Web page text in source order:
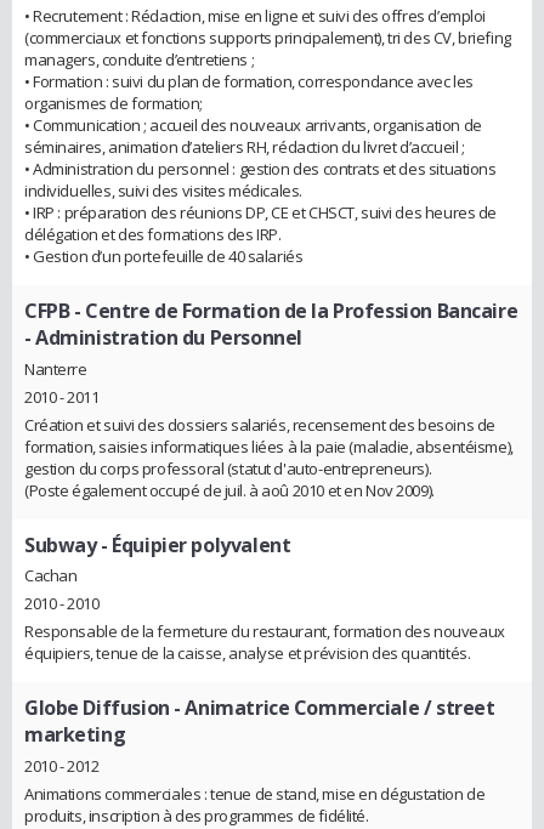
• Recrutement : Rédaction, mise en ligne et suivi des offres d’emploi
(commerciaux et fonctions supports principalement), tri des CV, briefing
managers, conduite d’entretiens ;
• Formation : suivi du plan de formation, correspondance avec les
organismes de formation;
• Communication ; accueil des nouveaux arrivants, organisation de
séminaires, animation d’ateliers RH, rédaction du livret d’accueil ;
• Administration du personnel : gestion des contrats et des situations
individuelles, suivi des visites médicales.
• IRP : préparation des réunions DP, CE et CHSCT, suivi des heures de
délégation et des formations des IRP.
• Gestion d’un portefeuille de 40 salariés
CFPB - Centre de Formation de la Profession Bancaire
- Administration du Personnel
Nanterre
2010 - 2011
Création et suivi des dossiers salariés, recensement des besoins de
formation, saisies informatiques liées à la paie (maladie, absentéisme),
gestion du corps professoral (statut d'auto-entrepreneurs).
(Poste également occupé de juil. à aoû 2010 et en Nov 2009).
Subway- Équipier polyvalent
Cachan
2010 - 2010
Responsable de la fermeture du restaurant, formation des nouveaux
équipiers, tenue de la caisse, analyse et prévision des quantités.
Globe Diffusion - Animatrice Commerciale / street
marketing
2010 - 2012
Animations commerciales : tenue de stand, mise en dégustation de
produits, inscription à des programmes de fidélité.